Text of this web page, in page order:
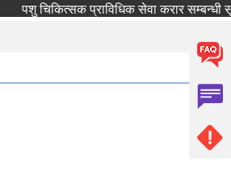
पशु चिकित्सक प्राविधिक सेवा करार सम्बन्धी